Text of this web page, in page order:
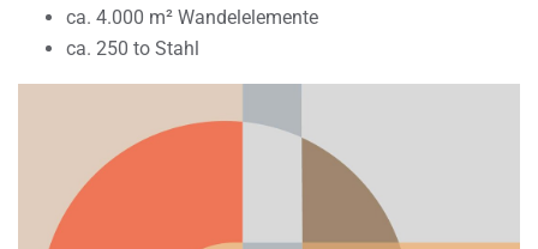
ca. 4.000 m² Wandelelemente
ca. 250 to Stahl